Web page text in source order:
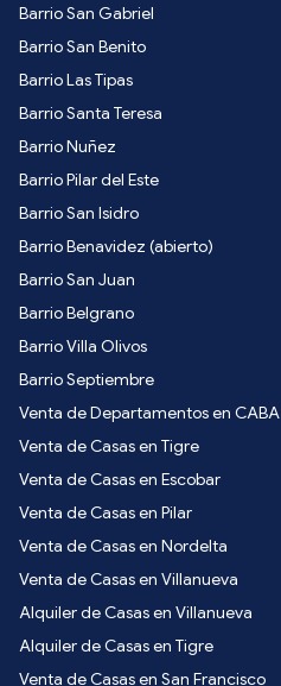
Barrio San Gabriel
Barrio San Benito
Barrio Las Tipas
Barrio Santa Teresa
Barrio Nuñez
Barrio Pilar del Este
Barrio San Isidro
Barrio Benavidez (abierto)
Barrio San Juan
Barrio Belgrano
Barrio Villa Olivos
Barrio Septiembre
Venta de Departamentos en CABA
Venta de Casas en Tigre
Venta de Casas en Escobar
Venta de Casas en Pilar
Venta de Casas en Nordelta
Venta de Casas en Villanueva
Alquiler de Casas en Villanueva
Alquiler de Casas en Tigre
Venta de Casas en San Francisco